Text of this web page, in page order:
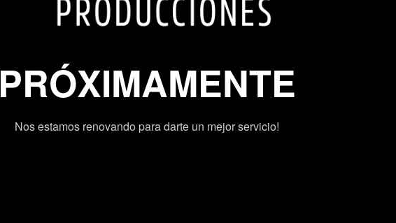
PRÓXIMAMENTE
Nos estamos renovando para darte un mejor servicio!